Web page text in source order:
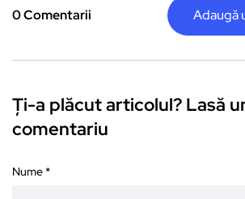
0 Comentarii Adaugă
Ți-a plăcut articolul? Lasă
comentariu
Nume *